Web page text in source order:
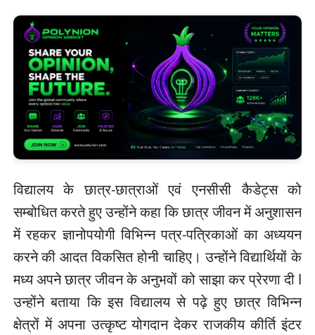
विद्यालय के छात्र-छात्राओं एवं एनसीसी कैडेट्स को
सम्बोधित करते हुए उन्होंने कहा कि छात्र जीवन में अनुशासन
में रहकर ज्ञानोपयोगी विभिन्न पत्र-पत्रिकाओं का अध्ययन
करने की आदत विकसित होनी चाहिए। उन्होंने विद्यार्थियों के
मध्य अपने छात्र जीवन के अनुभवों को साझा कर प्रेरणा दी l
उन्होंने बताया कि इस विद्यालय से पढ़े हुए छात्र विभिन्न
क्षेत्रों में अपना उत्कृष्ट योगदान देकर राजकीय कीर्ति इंटर